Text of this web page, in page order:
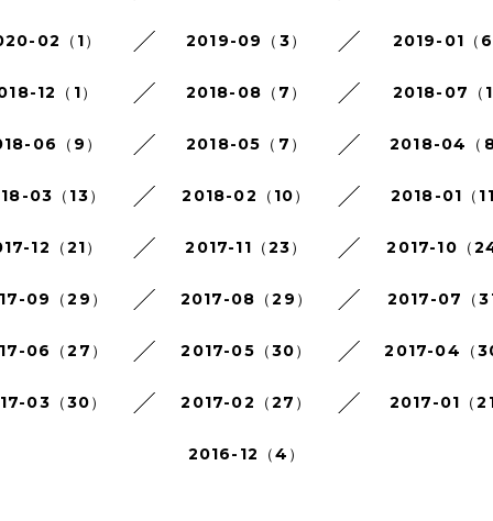
02（1） 2019-09（3） 2019-01（
12（1） 2018-08（7） 2018-07（
06（9） 2018-05（7） 2018-04（
03（13） 2018-02（10） 2018-01（
12（21） 2017-11（23） 2017-10（
09（29） 2017-08（29） 2017-07（
06（27） 2017-05（30） 2017-04（
03（30） 2017-02（27） 2017-01（
2016-12（4）